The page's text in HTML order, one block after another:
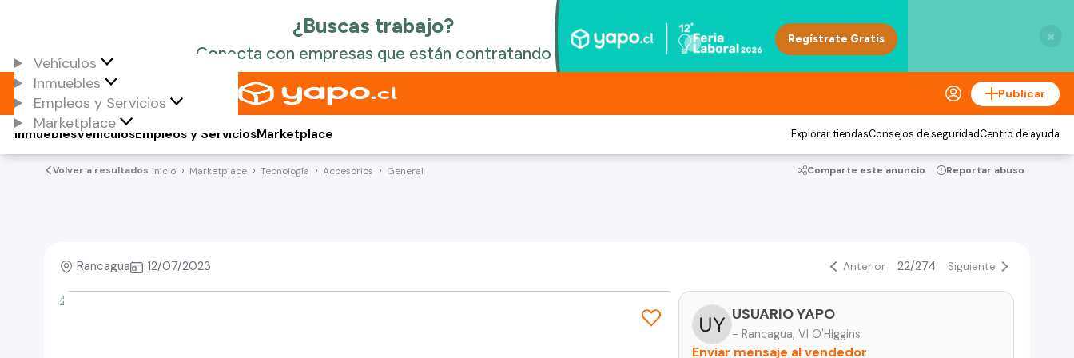
×
Vehículos
Inmuebles
Empleos y Servicios
Marketplace
Publicar
Vehículos
Inmuebles Empleos y ServiciosMarketplace Explorar tiendasConsejos de seguridadCentro de ayuda
Volver a resultados Inicio Marketplace Tecnología Accesorios General Comparte este anuncio Reportar abuso
Rancagua 12/07/2023 Anterior 22/274 Siguiente
USUARIO YAPO
- Rancagua, VI O'Higgins
Enviar mensaje al vendedor